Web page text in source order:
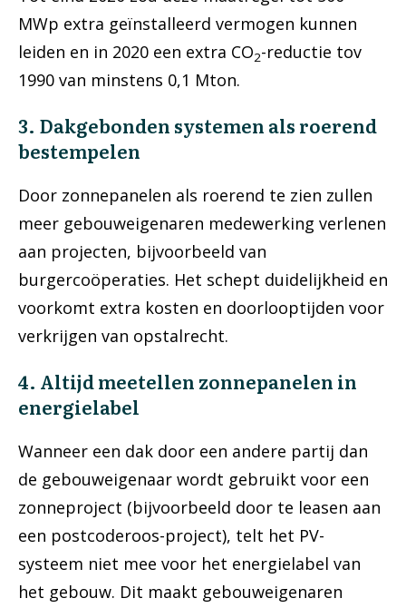
MWp extra geïnstalleerd vermogen kunnen
leiden en in 2020 een extra CO2-reductie tov
1990 van minstens 0,1 Mton.
3. Dakgebonden systemen als roerend
bestempelen
Door zonnepanelen als roerend te zien zullen
meer gebouweigenaren medewerking verlenen
aan projecten, bijvoorbeeld van
burgercoöperaties. Het schept duidelijkheid en
voorkomt extra kosten en doorlooptijden voor
verkrijgen van opstalrecht.
4. Altijd meetellen zonnepanelen in
energielabel
Wanneer een dak door een andere partij dan
de gebouweigenaar wordt gebruikt voor een
zonneproject (bijvoorbeeld door te leasen aan
een postcoderoos-project), telt het PV-
systeem niet mee voor het energielabel van
het gebouw. Dit maakt gebouweigenaren